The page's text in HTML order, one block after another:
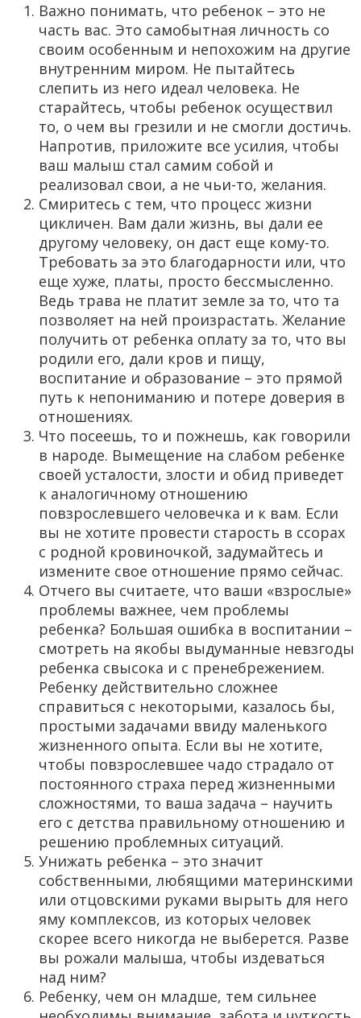
Важно понимать, что ребенок – это не
часть вас. Это самобытная личность со
своим особенным и непохожим на другие
внутренним миром. Не пытайтесь
слепить из него идеал человека. Не
старайтесь, чтобы ребенок осуществил
то, о чем вы грезили и не смогли достичь.
Напротив, приложите все усилия, чтобы
ваш малыш стал самим собой и
реализовал свои, а не чьи-то, желания.
Смиритесь с тем, что процесс жизни
цикличен. Вам дали жизнь, вы дали ее
другому человеку, он даст еще кому-то.
Требовать за это благодарности или, что
еще хуже, платы, просто бессмысленно.
Ведь трава не платит земле за то, что та
позволяет на ней произрастать. Желание
получить от ребенка оплату за то, что вы
родили его, дали кров и пищу,
воспитание и образование – это прямой
путь к непониманию и потере доверия в
отношениях.
Что посеешь, то и пожнешь, как говорили
в народе. Вымещение на слабом ребенке
своей усталости, злости и обид приведет
к аналогичному отношению
повзрослевшего человечка и к вам. Если
вы не хотите провести старость в ссорах
с родной кровиночкой, задумайтесь и
измените свое отношение прямо сейчас.
Отчего вы считаете, что ваши «взрослые»
проблемы важнее, чем проблемы
ребенка? Большая ошибка в воспитании –
смотреть на якобы выдуманные невзгоды
ребенка свысока и с пренебрежением.
Ребенку действительно сложнее
справиться с некоторыми, казалось бы,
простыми задачами ввиду маленького
жизненного опыта. Если вы не хотите,
чтобы повзрослевшее чадо страдало от
постоянного страха перед жизненными
сложностями, то ваша задача – научить
его с детства правильному отношению и
решению проблемных ситуаций.
Унижать ребенка – это значит
собственными, любящими материнскими
или отцовскими руками вырыть для него
яму комплексов, из которых человек
скорее всего никогда не выберется. Разве
вы рожали малыша, чтобы издеваться
над ним?
Ребенку, чем он младше, тем сильнее